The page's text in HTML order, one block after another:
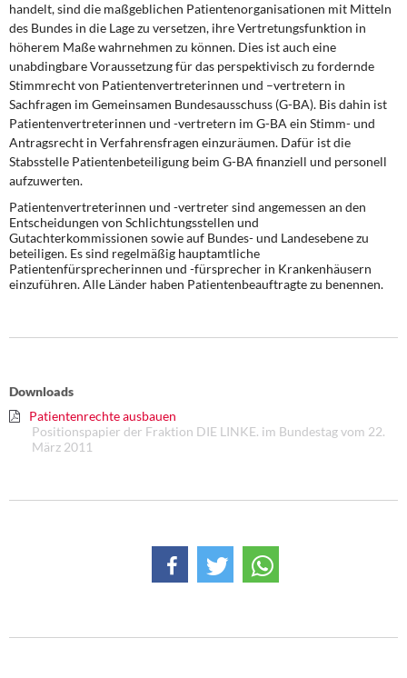
handelt, sind die maßgeblichen Patientenorganisationen mit Mitteln
des Bundes in die Lage zu versetzen, ihre Vertretungsfunktion in
höherem Maße wahrnehmen zu können. Dies ist auch eine
unabdingbare Voraussetzung für das perspektivisch zu fordernde
Stimmrecht von Patientenvertreterinnen und –vertretern in
Sachfragen im Gemeinsamen Bundesausschuss (G-BA). Bis dahin ist
Patientenvertreterinnen und -vertretern im G-BA ein Stimm- und
Antragsrecht in Verfahrensfragen einzuräumen. Dafür ist die
Stabsstelle Patientenbeteiligung beim G-BA finanziell und personell
aufzuwerten.
Patientenvertreterinnen und -vertreter sind angemessen an den
Entscheidungen von Schlichtungsstellen und
Gutachterkommissionen sowie auf Bundes- und Landesebene zu
beteiligen. Es sind regelmäßig hauptamtliche
Patientenfürsprecherinnen und -fürsprecher in Krankenhäusern
einzuführen. Alle Länder haben Patientenbeauftragte zu benennen.
Downloads
Patientenrechte ausbauen
Positionspapier der Fraktion DIE LINKE. im Bundestag vom 22.
März 2011